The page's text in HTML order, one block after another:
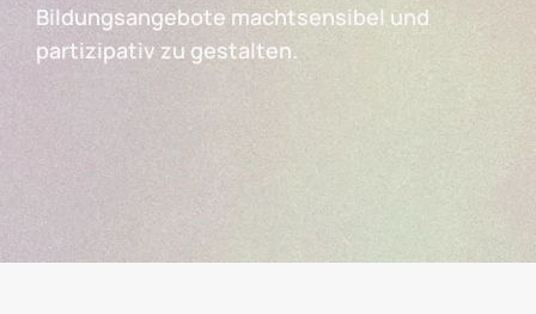
Bildungsangebote machtsensibel und
partizipativ zu gestalten.